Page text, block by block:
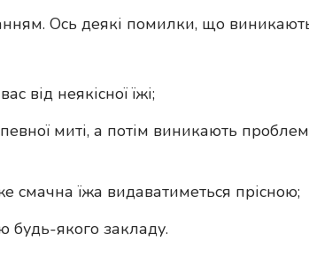
Ось деякі помилки, що
від неякісної їжі;
миті, а потім виникають
смачна їжа видаватиметься прісною;
будь-якого закладу.